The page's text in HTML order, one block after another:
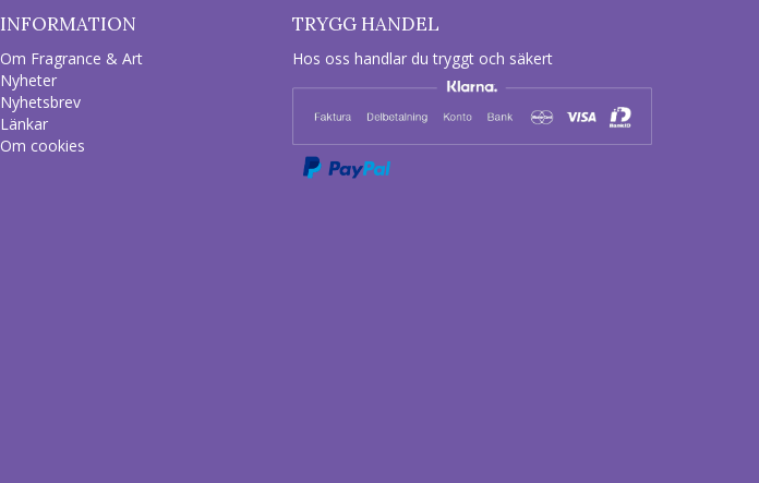
INFORMATION
Om Fragrance & Art
Nyheter
Nyhetsbrev
Länkar
Om cookies
TRYGG HANDEL
Hos oss handlar du tryggt och säkert